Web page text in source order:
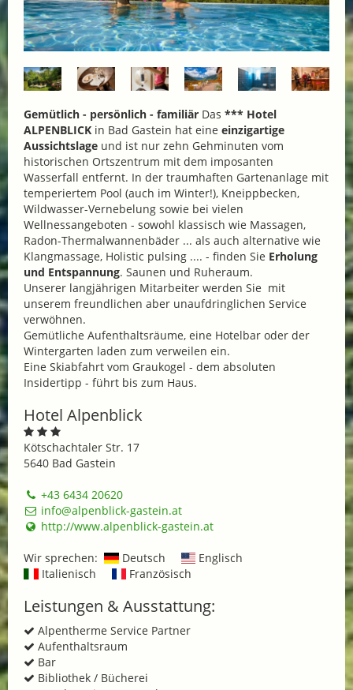
Gemütlich - persönlich - familiär Das *** Hotel
ALPENBLICK in Bad Gastein hat eine einzigartige
Aussichtslage und ist nur zehn Gehminuten vom
historischen Ortszentrum mit dem imposanten
Wasserfall entfernt. In der traumhaften Gartenanlage mit
temperiertem Pool (auch im Winter!), Kneippbecken,
Wildwasser-Vernebelung sowie bei vielen
Wellnessangeboten - sowohl klassisch wie Massagen,
Radon-Thermalwannenbäder ... als auch alternative wie
Klangmassage, Holistic pulsing .... - finden Sie Erholung
und Entspannung. Saunen und Ruheraum.
Unserer langjährigen Mitarbeiter werden Sie mit
unserem freundlichen aber unaufdringlichen Service
verwöhnen.
Gemütliche Aufenthaltsräume, eine Hotelbar oder der
Wintergarten laden zum verweilen ein.
Eine Skiabfahrt vom Graukogel - dem absoluten
Insidertipp - führt bis zum Haus.
Hotel Alpenblick
Kötschachtaler Str. 17
5640 Bad Gastein
+43 6434 20620
info@alpenblick-gastein.at
http://www.alpenblick-gastein.at
Wir sprechen: Deutsch
Englisch
Italienisch
Französisch
Leistungen & Ausstattung:
Alpentherme Service Partner
Aufenthaltsraum
Bar
Bibliothek / Bücherei